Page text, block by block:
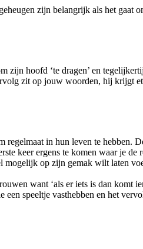
zijn belangrijk als het gaat
zijn hoofd ‘te dragen’ en
zit op jouw woorden, hij krijgt
regelmaat in hun leven te hebben.
keer ergens te komen waar je de
op zijn gemak wilt laten
want ‘als er iets is dan komt
speeltje vasthebben en het